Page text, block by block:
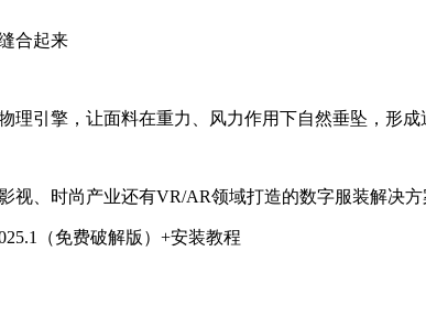
合起来
理引擎，让面料在重力、风力作用下自然垂坠，
影视、时尚产业还有VR/AR领域打造的数字服装解决方